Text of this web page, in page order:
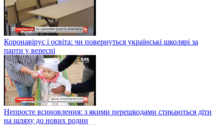
Коронавірус і освіта: чи повернуться українські школярі за
парти у вересні
Непросте всиновлення: з якими перешкодами стикаються діти
на шляху до нових родин